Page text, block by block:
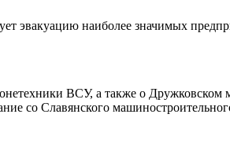
эвакуацию наиболее значимых
ВСУ, а также о Дружковском
со Славянского